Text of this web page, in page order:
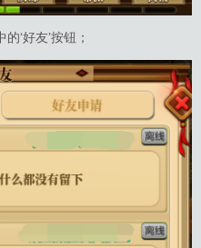
‘好友’按钮；